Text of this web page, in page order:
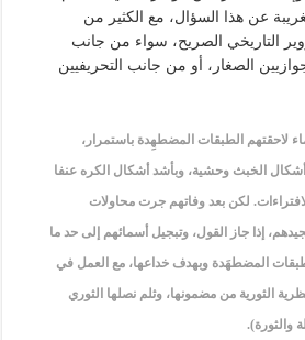
عن هذا السؤال، مع الكثير من
التاريخي الصريح، سواء من جانب
الصغار، أو من جانب التحريفيين
لاحقتهم الطبقات المضطهِدة باستمرار،
الخبث وحشية، وبأشد أشكال الكره عنفا
لكن بعد وفاتهم جرت محاولات
إذا جاز القول، وتبجيل أسمائهم إلى حد ما
المضطهَدة وبهدف خداعها، مع العمل في
الثورية من مضمونها، وثلم نصلها الثوري
والثورة).